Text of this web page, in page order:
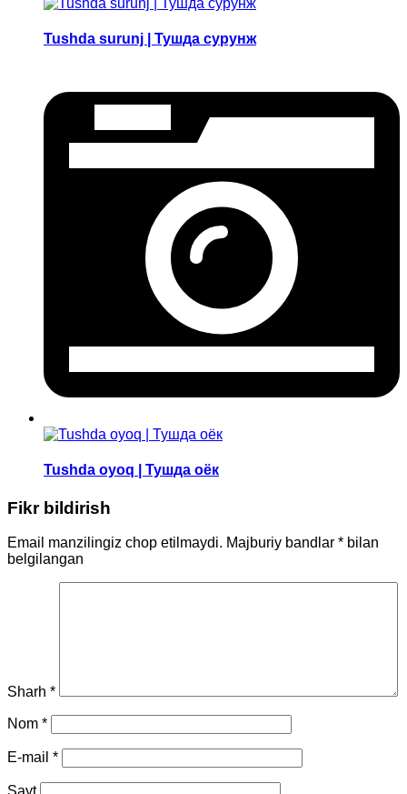
Tushda surunj | Тушда сурунж
Tushda oyoq | Тушда оёк
Fikr bildirish
Email manzilingiz chop etilmaydi. Majburiy bandlar * bilan
belgilangan
Sharh *
Nom *
E-mail *